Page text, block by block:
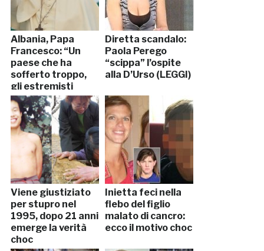
Albania, Papa
Francesco: “Un
paese che ha
sofferto troppo,
gli estremisti
travisano la
religione”
Diretta scandalo:
Paola Perego
“scippa” l’ospite
alla D’Urso (LEGGI)
Viene giustiziato
per stupro nel
1995, dopo 21 anni
emerge la verità
choc
Inietta feci nella
flebo del figlio
malato di cancro:
ecco il motivo choc